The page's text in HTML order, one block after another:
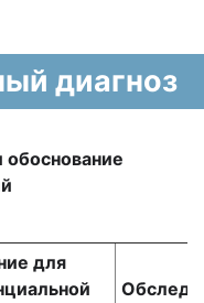
диагноз
для